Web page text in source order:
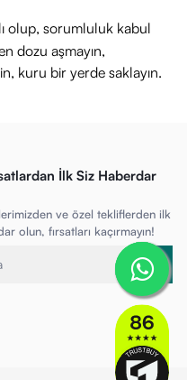
olup, sorumluluk kabul
dozu aşmayın,
kuru bir yerde saklayın.
İlk Siz Haberdar
ve özel tekliflerden ilk
olun, fırsatları kaçırmayın!